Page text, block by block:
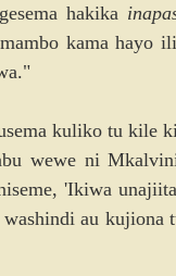
hakika
kama hayo
kuliko tu kile
wewe ni
'Ikiwa
au kujiona